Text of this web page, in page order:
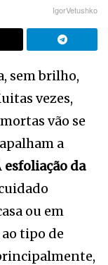
IgorVetushko
sem brilho,
vezes,
vão se
a
esfoliação da
ou em
tipo de